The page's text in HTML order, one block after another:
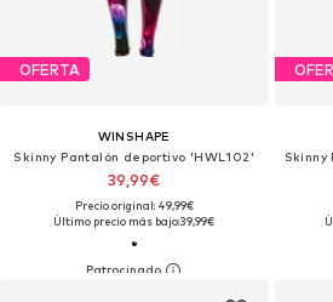
OFERTA
WINSHAPE
Skinny Pantalón deportivo 'HWL102'
39,99€
Precio original: 49,99€
Último precio más bajo:39,99€